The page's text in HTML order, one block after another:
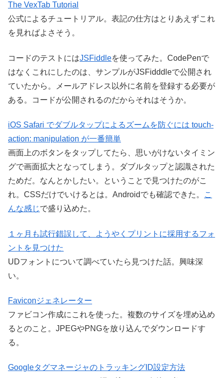
The VexTab Tutorial
公式によるチュートリアル。表記の仕方はとりあえずこれ
を見ればよさそう。
コードのテストにはJSFiddleを使ってみた。CodePenで
はなくこれにしたのは、サンプルがJSFidddleで公開され
ていたから。メールアドレス以外に名前を登録する必要が
ある。コードが公開されるのだからそれはそうか。
iOS Safari でダブルタップによるズームを防ぐには touch-
action: manipulation が一番簡単
画面上のボタンをタップしてたら、思いがけないタイミン
グで画面拡大となってしまう。ダブルタップと認識された
ためだ。なんとかしたい。ということで見つけたのがこ
れ。CSSだけでいけるとは。Androidでも確認できた。
こ
んな感じで盛り込めた。
１ヶ月も試行錯誤して、ようやくプリントに採用するフォ
ントを見つけた
UDフォントについて調べていたら見つけた話。興味深
い。
Faviconジェネレーター
ファビコン作成にこれを使った。複数のサイズを埋め込め
るとのこと。JPEGやPNGを放り込んでダウンロードす
る。
GoogleタグマネージャのトラッキングID設定方法